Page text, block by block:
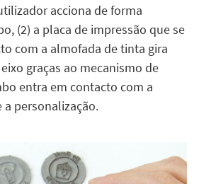
acciona de forma
(2) a placa de impressão que se
com a almofada de tinta gira
graças ao mecanismo de
entra em contacto com a
personalização.